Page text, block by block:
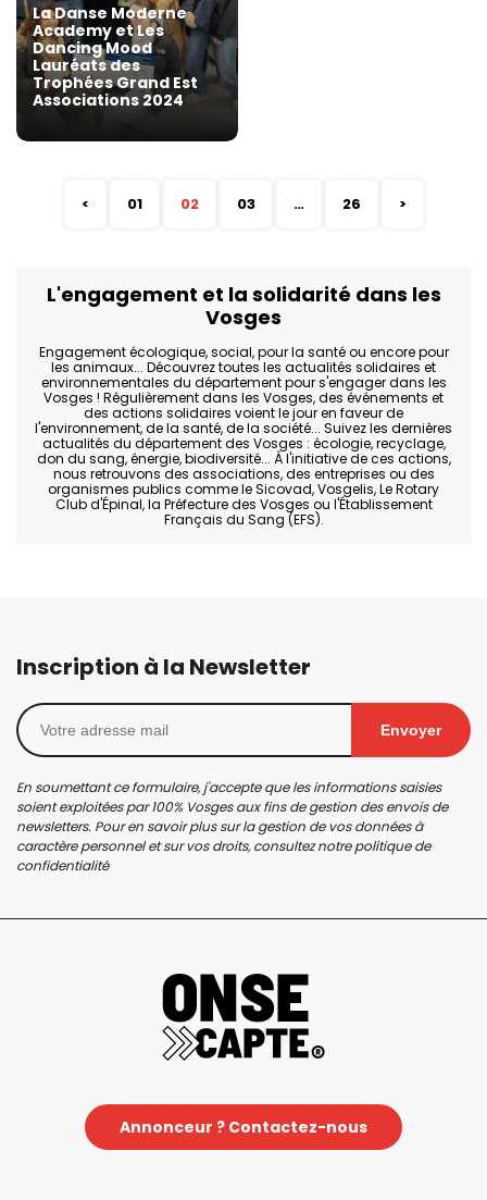
La Danse Moderne
Academy et Les
Dancing Mood
Lauréats des
Trophées Grand Est
Associations 2024
< 01 02 03 … 26 >
L'engagement et la solidarité dans les
Vosges
Engagement écologique, social, pour la santé ou encore pour
les animaux... Découvrez toutes les actualités solidaires et
environnementales du département pour s'engager dans les
Vosges ! Régulièrement dans les Vosges, des événements et
des actions solidaires voient le jour en faveur de
l'environnement, de la santé, de la société... Suivez les dernières
actualités du département des Vosges : écologie, recyclage,
don du sang, énergie, biodiversité... À l'initiative de ces actions,
nous retrouvons des associations, des entreprises ou des
organismes publics comme le Sicovad, Vosgelis, Le Rotary
Club d'Épinal, la Préfecture des Vosges ou l'Établissement
Français du Sang (EFS).
Inscription à la Newsletter
Envoyer
En soumettant ce formulaire, j'accepte que les informations saisies
soient exploitées par 100% Vosges aux fins de gestion des envois de
newsletters. Pour en savoir plus sur la gestion de vos données à
caractère personnel et sur vos droits, consultez notrepolitique de
confidentialité
Annonceur ? Contactez-nous